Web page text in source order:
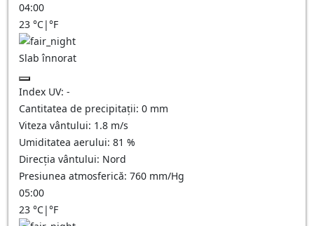
04:00
23 °C|°F
Slab înnorat
Index UV: -
Cantitatea de precipitații: 0 mm
Viteza vântului: 1.8 m/s
Umiditatea aerului: 81 %
Direcția vântului: Nord
Presiunea atmosferică: 760 mm/Hg
05:00
23 °C|°F